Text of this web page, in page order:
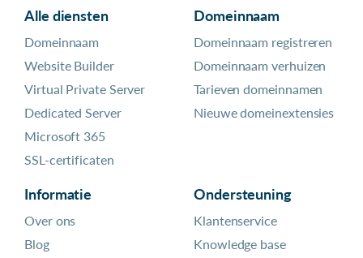
Alle diensten
Domeinnaam
Website Builder
Virtual Private Server
Dedicated Server
Microsoft 365
SSL-certificaten
Domeinnaam
Domeinnaam registreren
Domeinnaam verhuizen
Tarieven domeinnamen
Nieuwe domeinextensies
Informatie
Over ons
Blog
Ondersteuning
Klantenservice
Knowledge base